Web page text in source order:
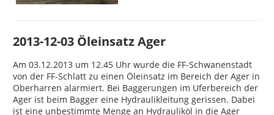
2013-12-03 Öleinsatz Ager
Am 03.12.2013 um 12.45 Uhr wurde die FF-Schwanenstadt
von der FF-Schlatt zu einen Öleinsatz im Bereich der Ager in
Oberharren alarmiert. Bei Baggerungen im Uferbereich der
Ager ist beim Bagger eine Hydraulikleitung gerissen. Dabei
ist eine unbestimmte Menge an Hydrauliköl in die Ager